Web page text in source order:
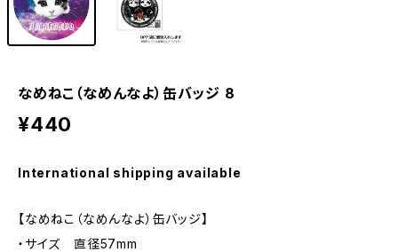
なめねこ（なめんなよ）缶バッジ 8
¥440
International shipping available
【なめねこ（なめんなよ）缶バッジ】
・サイズ 直径57mm